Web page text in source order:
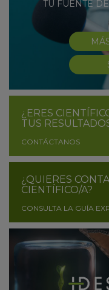
TU FUENTE
¿ERES
TUS
CONTÁCTANOS
¿QUIERES
CIENTÍFICO/A?
CONSULTA LA GUÍA